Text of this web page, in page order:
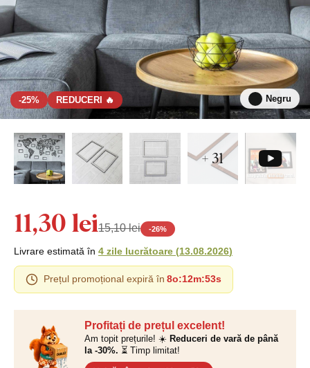
-25% REDUCERI 🔥 Negru
+ 31
Profitați de prețul excelent!
Am topit prețurile! ☀️ Reduceri de vară de până
la -30%. ⏳ Timp limitat!
11,30 lei15,10 lei -26%
Livrare estimată în 4 zile lucrătoare (13.08.2026)
Prețul promoțional expiră în 8o:12m:52s